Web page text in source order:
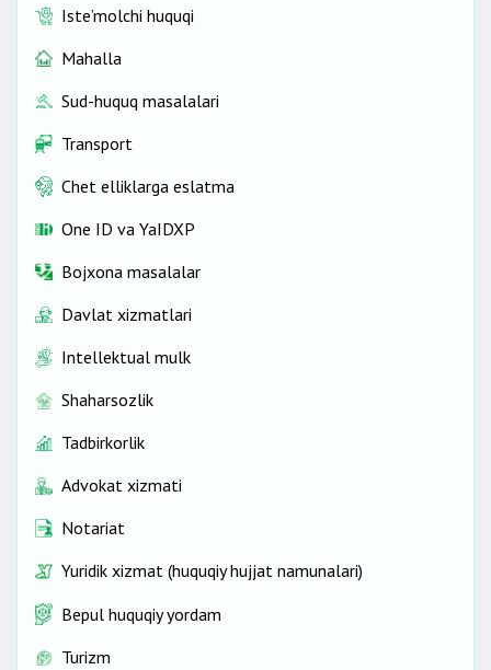
Iste’molchi huquqi
Mahalla
Sud-huquq masalalari
Transport
Chet elliklarga eslatma
One ID vа YaIDXP
Bojxona masalalar
Davlat xizmatlari
Intellektual mulk
Shaharsozlik
Tadbirkorlik
Advokat xizmati
Notariat
Yuridik xizmat (huquqiy hujjat namunalari)
Bepul huquqiy yordam
Turizm